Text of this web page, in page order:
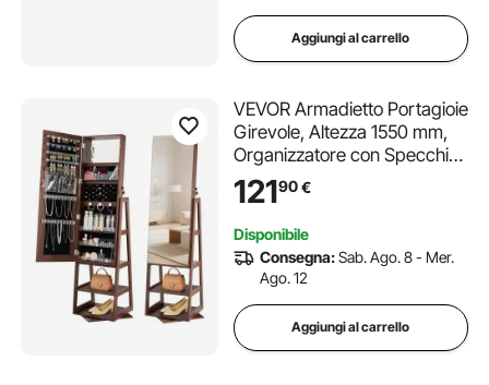
Aggiungi al carrello
VEVOR Armadietto Portagioie
Girevole, Altezza 1550 mm,
Organizzatore con Specchio
a Figura Intera e Spazio di
Archiviazione, 2 Chiavi,
Tasche per Accessori e
Scomparti di Archiviazione
12190€
Disponibile
Consegna:Sab. Ago. 8 - Mer.
Ago. 12
Aggiungi al carrello